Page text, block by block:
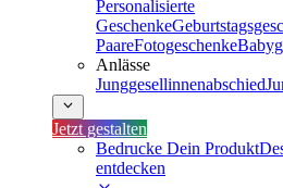
Personalisierte
Geschenke
PaareFotogeschenke
Anlässe
Junggesellinnenabschied
Jetzt gestalten
Bedrucke Dein Produkt
entdecken